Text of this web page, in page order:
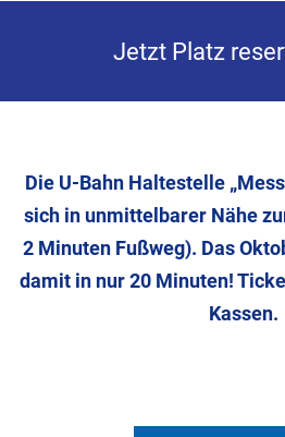
Jetzt Platz
Die U-Bahn Haltestelle
sich in unmittelbarer Nähe
2 Minuten Fußweg). Das
damit in nur 20 Minuten!
Kassen.